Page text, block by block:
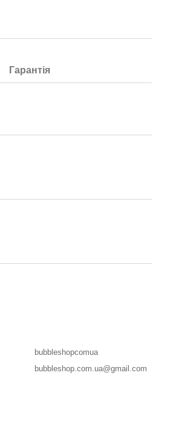
Гарантія
bubbleshopcomua
bubbleshop.com.ua@gmail.com